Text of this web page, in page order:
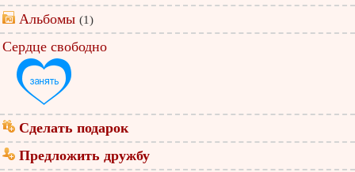
Альбомы (1)
Сердце свободно
Сделать подарок
Предложить дружбу